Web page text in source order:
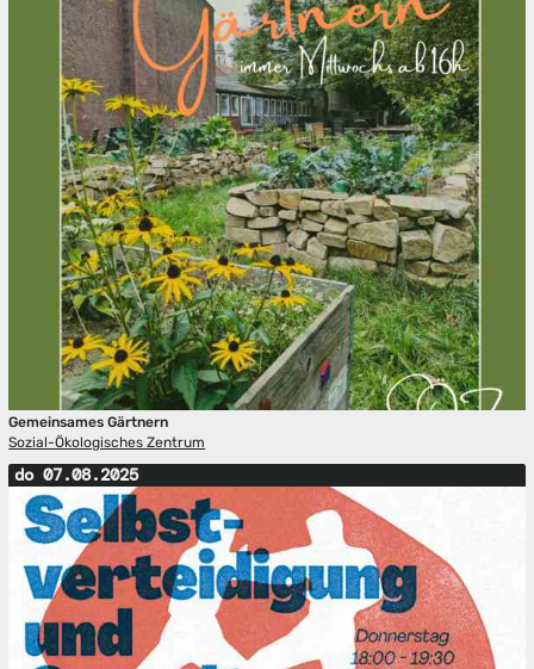
Gemeinsames Gärtnern
Sozial-Ökologisches Zentrum
do 07.08.2025